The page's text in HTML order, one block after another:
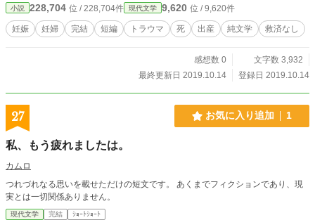
小説 228,704 位 / 228,704件 現代文学 9,620 位 / 9,620件
妊娠 妊婦 完結 短編 トラウマ 死 出産 純文学 救済なし
感想数 0
文字数 3,932
最終更新日 2019.10.14
登録日 2019.10.14
27 お気に入り追加 1
私、もう疲れましたは。
カムロ
つれづれなる思いを載せただけの短文です。 あくまでフィクションであり、現
実とは一切関係ありません。
現代文学 完結 ｼｮｰﾄｼｮｰﾄ